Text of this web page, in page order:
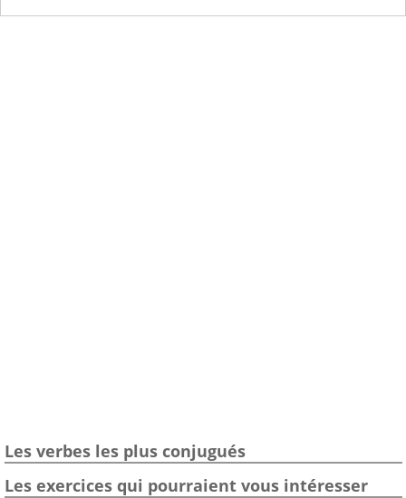
Les verbes les plus conjugués
Les exercices qui pourraient vous intéresser